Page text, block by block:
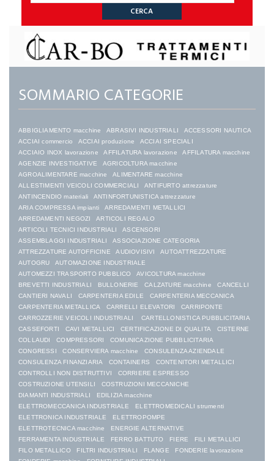
SOMMARIO CATEGORIE
ABBIGLIAMENTO macchine ABRASIVI INDUSTRIALI
ACCESSORI NAUTICA
ACCIAI commercio
ACCIAI produzione
ACCIAI SPECIALI
ACCIAIO INOX lavorazione
AFFILATURA lavorazione
AFFILATURA macchine
AGENZIE INVESTIGATIVE
AGRICOLTURA macchine
AGROALIMENTARE macchine
ALIMENTARE macchine
ALLESTIMENTI VEICOLI COMMERCIALI
ANTIFURTO attrezzature
ANTINCENDIO materiali
ANTINFORTUNISTICA attrezzature
ARIA COMPRESSA impianti
ARREDAMENTI METALLICI
ARREDAMENTI NEGOZI
ARTICOLI REGALO
ARTICOLI TECNICI INDUSTRIALI
ASCENSORI
ASSEMBLAGGI INDUSTRIALI
ASSOCIAZIONE CATEGORIA
ATTREZZATURE AUTOFFICINE
AUDIOVISIVI
AUTOATTREZZATURE
AUTOGRU
AUTOMAZIONE INDUSTRIALE
AUTOMEZZI TRASPORTO PUBBLICO
AVICOLTURA macchine
BREVETTI INDUSTRIALI
BULLONERIE CALZATURE macchine
CANCELLI
CANTIERI NAVALI
CARPENTERIA EDILE
CARPENTERIA MECCANICA
CARPENTERIA METALLICA
CARRELLI ELEVATORI
CARRIPONTE
CARROZZERIE VEICOLI INDUSTRIALI
CARTELLONISTICA PUBBLICITARIA
CASSEFORTI
CAVI METALLICI CERTIFICAZIONE DI QUALITA
CISTERNE
COLLAUDI
COMPRESSORI
COMUNICAZIONE PUBBLICITARIA
CONGRESSI
CONSERVIERA macchine
CONSULENZA AZIENDALE
CONSULENZA FINANZIARIA
CONTAINERS
CONTENITORI METALLICI
CONTROLLI NON DISTRUTTIVI
CORRIERE ESPRESSO
COSTRUZIONE UTENSILI
COSTRUZIONI MECCANICHE
DIAMANTI INDUSTRIALI
EDILIZIA macchine
ELETTROMECCANICA INDUSTRIALE
ELETTROMEDICALI strumenti
ELETTRONICA INDUSTRIALE
ELETTROPOMPE
ELETTROTECNICA macchine
ENERGIE ALTERNATIVE
FERRAMENTA INDUSTRIALE
FERRO BATTUTO FIERE
FILI METALLICI
FILO METALLICO
FILTRI INDUSTRIALI FLANGE
FONDERIE lavorazione